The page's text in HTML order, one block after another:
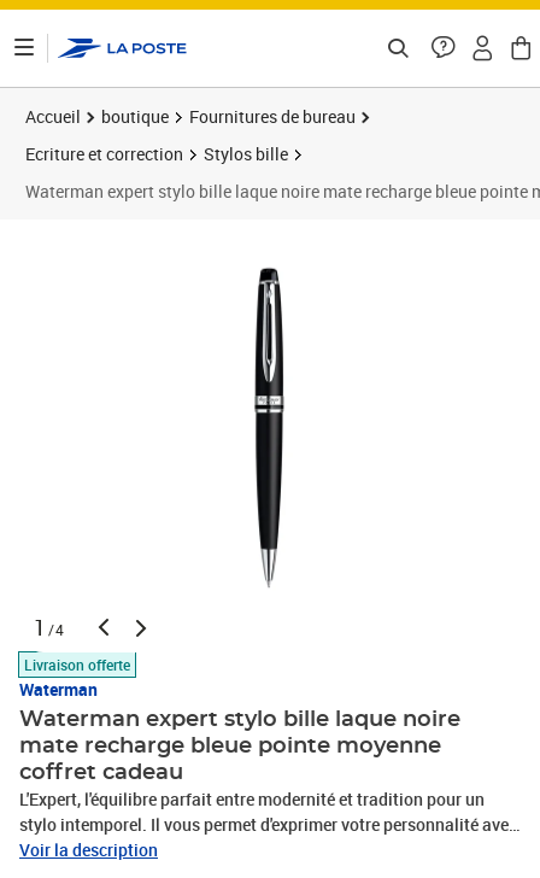
Accueil boutique
Fournitures de bureau
Ecriture et correction
Stylos bille
Waterman expert stylo bille laque noire mate recharge bleue pointe
1 /4
Livraison offerte
Waterman
Waterman expert stylo bille laque noire
mate recharge bleue pointe moyenne
coffret cadeau
L'Expert, l'équilibre parfait entre modernité et tradition pour un
stylo intemporel. Il vous permet d'exprimer votre personnalité avec
raffinement. Fabriquée main en France, la collection est composée
Voir la description